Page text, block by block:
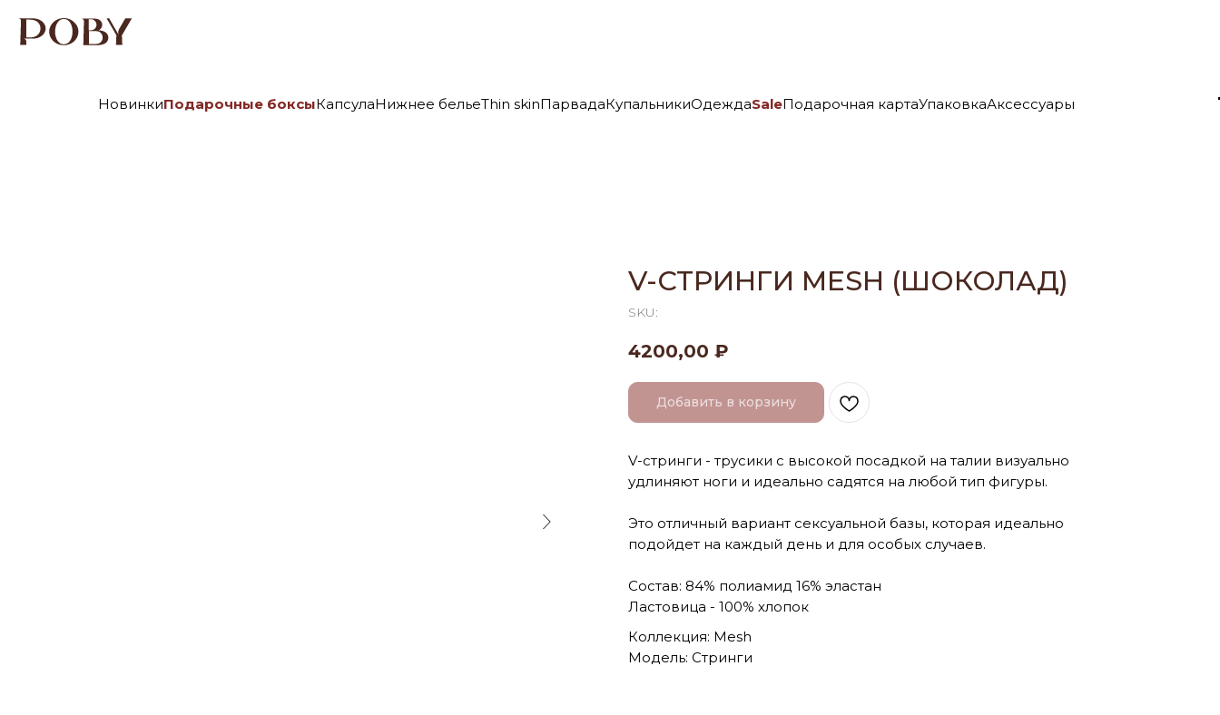
НовинкиПодарочные боксыКапсулаНижнее бельеThin skinПарвадаКупальникиОдеждаSaleПодарочная картаУпаковкаАксессуары
V-СТРИНГИ MESH (ШОКОЛАД)
SKU:
4200,00 ₽
Добавить в корзину
V-стринги - трусики с высокой посадкой на талии визуально
удлиняют ноги и идеально садятся на любой тип фигуры.
Это отличный вариант сексуальной базы, которая идеально
подойдет на каждый день и для особых случаев.
Состав: 84% полиамид 16% эластан
Ластовица - 100% хлопок
Коллекция: Mesh
Модель: Стринги